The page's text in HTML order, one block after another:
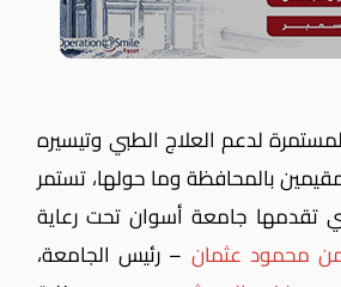
لدعم العلاج الطبي وتيسيره
بالمحافظة وما حولها، تستمر
تقدمها جامعة أسوان تحت رعاية
محمود عثمان – رئيس الجامعة،